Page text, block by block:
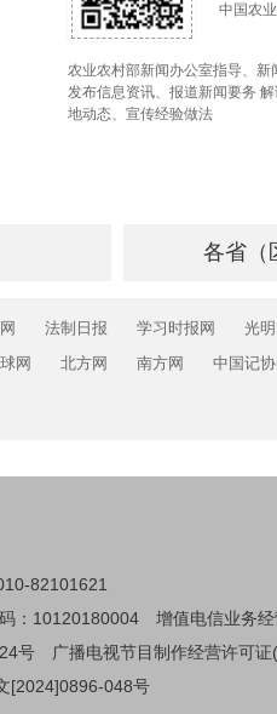
中国农
农业农村部新闻办公室指导、新
发布信息资讯、报道新闻要务
地动态、宣传经验做法
各省（
法制日报 学习时报网 光明
网
北方网 南方网 中国记协
82101621
：10120180004
增值电信业务
号
广播电视节目制作经营许可
[2024]0896-048号